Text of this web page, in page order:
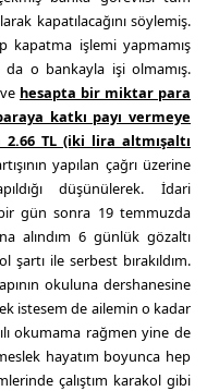
kapatılacağını söylemiş.
kapatma işlemi yapmamış
da o bankayla işi olmamış.
hesapta bir miktar para
katkı payı vermeye
TL (iki lira altmışaltı
yapılan çağrı üzerine
düşünülerek. İdari
gün sonra 19 temmuzda
alındım 6 günlük gözaltı
ile serbest bırakıldım.
okuluna dershanesine
istesem de ailemin o kadar
okumama rağmen yine de
hayatım boyunca hep
çalıştım karakol gibi